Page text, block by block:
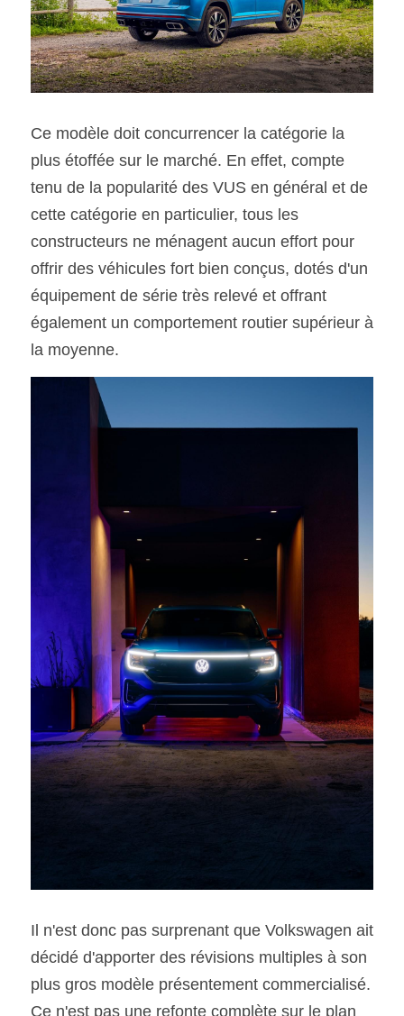
Ce modèle doit concurrencer la catégorie la
plus étoffée sur le marché. En effet, compte
tenu de la popularité des VUS en général et de
cette catégorie en particulier, tous les
constructeurs ne ménagent aucun effort pour
offrir des véhicules fort bien conçus, dotés d'un
équipement de série très relevé et offrant
également un comportement routier supérieur à
la moyenne.
Il n'est donc pas surprenant que Volkswagen ait
décidé d'apporter des révisions multiples à son
plus gros modèle présentement commercialisé.
Ce n'est pas une refonte complète sur le plan